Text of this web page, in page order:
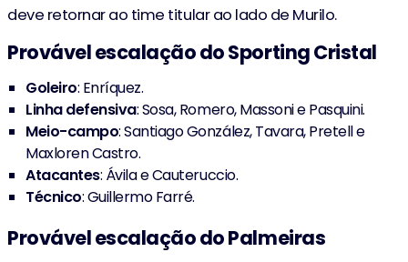
12' Pretel Jesus
deve retornar ao time titular ao lado de Murilo.
Provável escalação do Sporting Cristal
Goleiro: Enríquez.
Linha defensiva: Sosa, Romero, Massoni e Pasquini.
Meio-campo: Santiago González, Tavara, Pretell e
Maxloren Castro.
Atacantes: Ávila e Cauteruccio.
Técnico: Guillermo Farré.
Provável escalação do Palmeiras